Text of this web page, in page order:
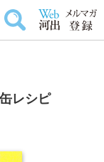
レシピ